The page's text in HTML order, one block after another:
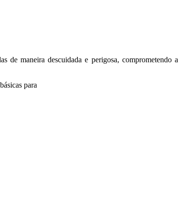
de maneira descuidada e perigosa, comprometendo a
para